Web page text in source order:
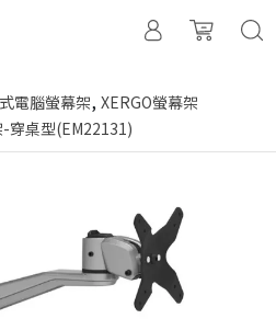
電腦螢幕架, XERGO螢幕架
穿桌型(EM22131)